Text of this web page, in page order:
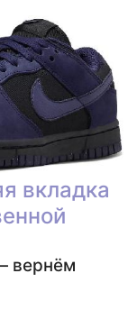
вкладка
вернём